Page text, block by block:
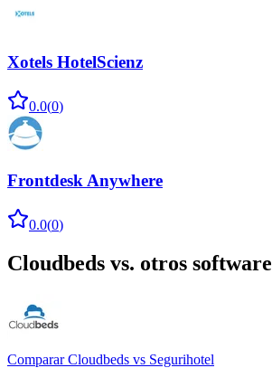
Xotels HotelScienz
0.0(0)
Frontdesk Anywhere
0.0(0)
Cloudbeds vs. otros software
Comparar Cloudbeds vs Segurihotel